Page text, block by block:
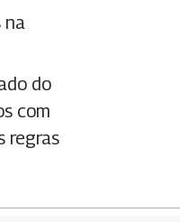
na
do
com
regras